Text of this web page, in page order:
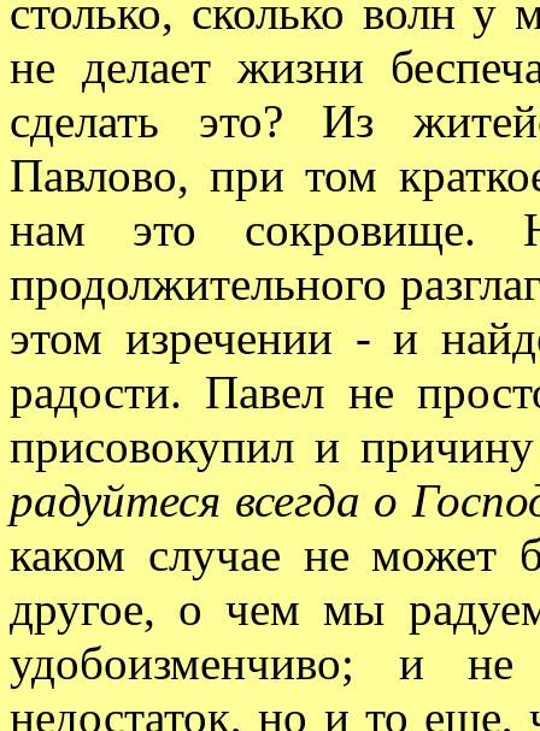
столько, сколько волн
не делает жизни
сделать это? Из
Павлово, при том
нам это
продолжительного
этом изречении - и
радости. Павел не
присовокупил и
радуйтеся всегда о
каком случае не может
другое, о чем мы
удобоизменчиво; и
недостаток, но и то еще,